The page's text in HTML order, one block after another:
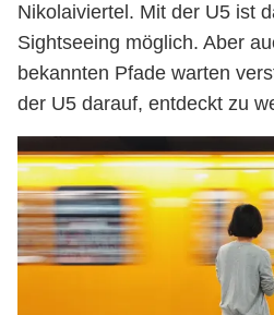
Nikolaiviertel. Mit der U5 ist
Sightseeing möglich. Aber
bekannten Pfade warten
der U5 darauf, entdeckt zu